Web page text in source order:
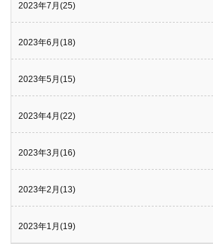
2023年7月(25)
2023年6月(18)
2023年5月(15)
2023年4月(22)
2023年3月(16)
2023年2月(13)
2023年1月(19)